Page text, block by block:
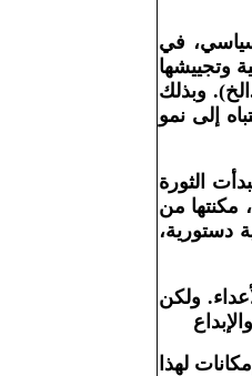
سياسي، في
وتجييشها
وبذلك
إلى نمو
الثورة
مكنتها من
دستورية،
ولكن
لهذا